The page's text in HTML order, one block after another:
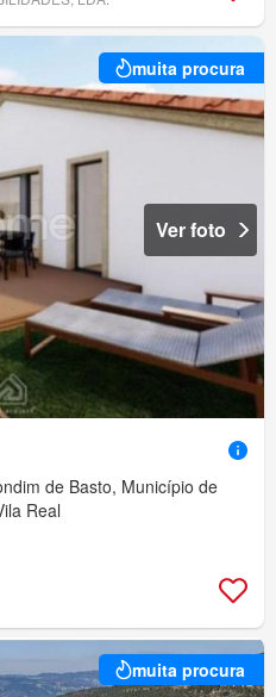
muita procura
Ver foto
de Basto, Município de
Real
muita procura